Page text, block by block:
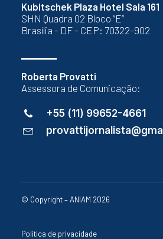
Kubitschek Plaza Hotel Sala 161
SHN Quadra 02 Bloco “E”
Brasília - DF - CEP: 70322-902
Roberta Provatti
Assessora de Comunicação:
+55 (11) 99652-4661
© Copyright – ANIAM 2026
Política de privacidade